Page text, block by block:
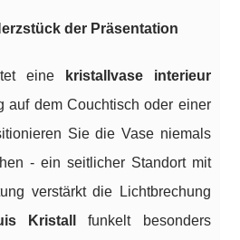
der Präsentation
eine
kristallvase interieur
auf dem Couchtisch oder einer
Sie die Vase niemals
- ein seitlicher Standort mit
verstärkt die Lichtbrechung
Kristall
funkelt besonders